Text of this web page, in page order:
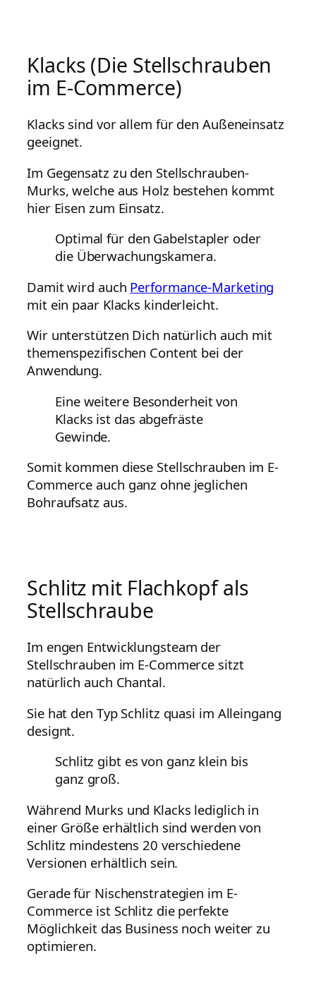
Klacks (Die Stellschrauben
im E-Commerce)
Klacks sind vor allem für den Außeneinsatz
geeignet.
Im Gegensatz zu den Stellschrauben-
Murks, welche aus Holz bestehen kommt
hier Eisen zum Einsatz.
Optimal für den Gabelstapler oder
die Überwachungskamera.
Damit wird auch Performance-Marketing
mit ein paar Klacks kinderleicht.
Wir unterstützen Dich natürlich auch mit
themenspezifischen Content bei der
Anwendung.
Eine weitere Besonderheit von
Klacks ist das abgefräste
Gewinde.
Somit kommen diese Stellschrauben im E-
Commerce auch ganz ohne jeglichen
Bohraufsatz aus.
Schlitz mit Flachkopf als
Stellschraube
Im engen Entwicklungsteam der
Stellschrauben im E-Commerce sitzt
natürlich auch Chantal.
Sie hat den Typ Schlitz quasi im Alleingang
designt.
Schlitz gibt es von ganz klein bis
ganz groß.
Während Murks und Klacks lediglich in
einer Größe erhältlich sind werden von
Schlitz mindestens 20 verschiedene
Versionen erhältlich sein.
Gerade für Nischenstrategien im E-
Commerce ist Schlitz die perfekte
Möglichkeit das Business noch weiter zu
optimieren.